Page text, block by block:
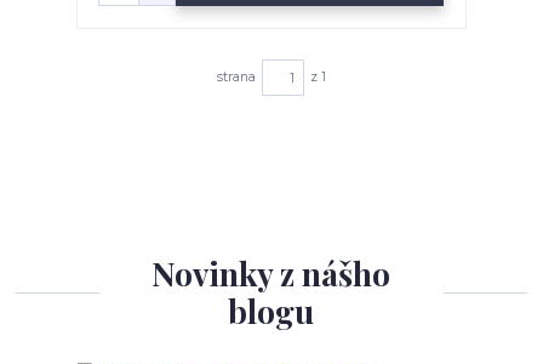
strana z 1
Novinky z nášho
blogu